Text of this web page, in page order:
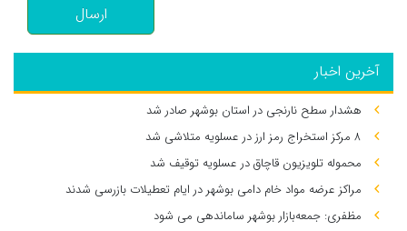
ارسال
آخرین اخبار
هشدار سطح نارنجی در استان بوشهر صادر شد
۸ مرکز استخراج رمز ارز در عسلویه متلاشی شد
محموله تلویزیون قاچاق در عسلویه توقیف شد
مراکز عرضه مواد خام دامی بوشهر در ایام تعطیلات بازرسی شدند
مظفری: جمعه‌بازار بوشهر ساماندهی می‌ شود